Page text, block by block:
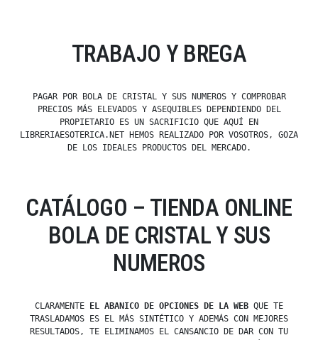
TRABAJO Y BREGA
PAGAR POR BOLA DE CRISTAL Y SUS NUMEROS Y COMPROBAR
PRECIOS MÁS ELEVADOS Y ASEQUIBLES DEPENDIENDO DEL
PROPIETARIO ES UN SACRIFICIO QUE AQUÍ EN
LIBRERIAESOTERICA.NET HEMOS REALIZADO POR VOSOTROS, GOZA
DE LOS IDEALES PRODUCTOS DEL MERCADO.
CATÁLOGO – TIENDA ONLINE
BOLA DE CRISTAL Y SUS
NUMEROS
CLARAMENTE EL ABANICO DE OPCIONES DE LA WEB QUE TE
TRASLADAMOS ES EL MÁS SINTÉTICO Y ADEMÁS CON MEJORES
RESULTADOS, TE ELIMINAMOS EL CANSANCIO DE DAR CON TU